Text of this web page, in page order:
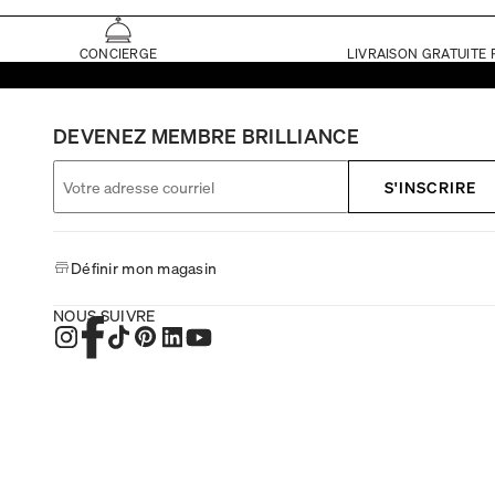
CONCIERGE LIVRAISON GRATUITE
DEVENEZ MEMBRE BRILLIANCE
S'INSCRIRE
Définir mon magasin
NOUS SUIVRE